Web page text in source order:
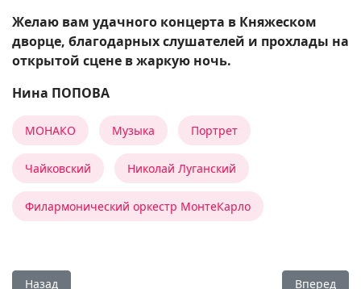
Желаю вам удачного концерта в Княжеском
дворце, благодарных слушателей и прохлады на
открытой сцене в жаркую ночь.
Нина ПОПОВА
МОНАКО Музыка Портрет
Чайковский Николай Луганский
Филармонический оркестр МонтеКарло
Предыдущий: «Фрактальный экспрессионизм»
Назад Вперед